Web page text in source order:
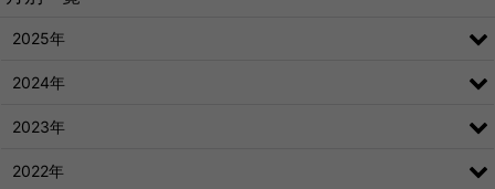
2025年
2024年
2023年
2022年